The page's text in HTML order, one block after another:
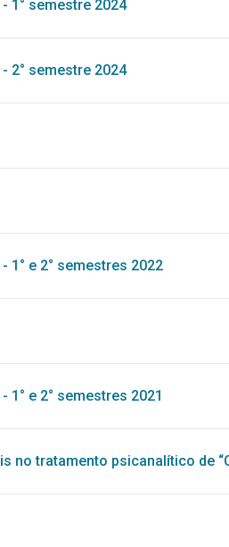
1° semestre 2024
2° semestre 2024
1° e 2° semestres 2022
e 2° semestres 2021
no tratamento psicanalítico de